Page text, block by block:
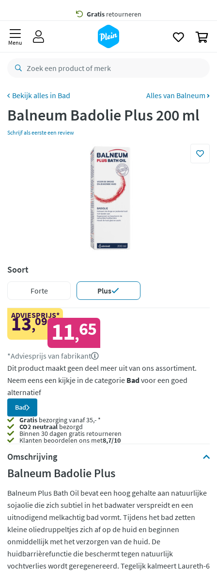
Gratis bezorging vanaf 35,- *
Bestelling uiterlijkmaandag
retourneren
Betaal met Klarna
Menu
Bad Alles van Balneum
Balneum Badolie Plus 200 ml
Schrijf als eerste een review
Soort
Forte Plus
ADVIESPRIJS*
13,09 11,65
*Adviesprijs van fabrikant
Dit product maakt geen deel meer uit van ons assortiment.
Neem eens een kijkje in de categorie Badvoor een goed
alternatief
Bad
Gratis bezorging vanaf 35,- *
CO2 neutraalbezorgd
Binnen 30 dagen gratis retourneren
Klanten beoordelen ons met8,7/10
Omschrijving
Balneum Badolie Plus
Balneum Plus Bath Oil bevat een hoog gehalte aan natuurlijke
sojaolie die zich subtiel in het badwater verspreidt en een
uitnodigend melkachtig bad vormt. Tijdens het bad zetten
kleine oliedruppeltjes zich af op de huid en beginnen
onmiddellijk met het verzorgen van de huid. De
huidbarrièrefunctie die beschermt tegen natuurlijk
vochtverlies wordt geregenereerd. Tegelijk kalmeert Laureth-6